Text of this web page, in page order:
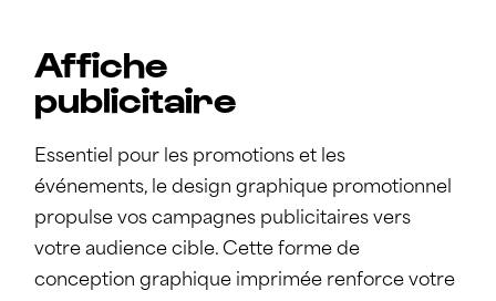
Affiche
publicitaire
Essentiel pour les promotions et les
événements, le design graphique promotionnel
propulse vos campagnes publicitaires vers
votre audience cible. Cette forme de
conception graphique imprimée renforce votre